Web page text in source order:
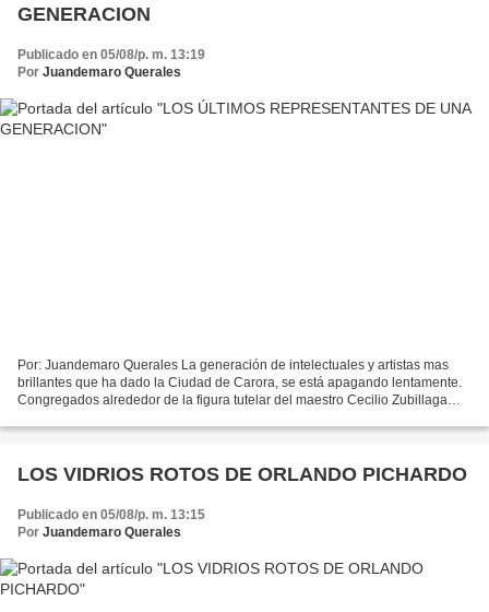
GENERACION
Publicado en 05/08/p. m. 13:19
Por Juandemaro Querales
Por: Juandemaro Querales La generación de intelectuales y artistas mas
brillantes que ha dado la Ciudad de Carora, se está apagando lentamente.
Congregados alrededor de la figura tutelar del maestro Cecilio Zubillaga
LOS VIDRIOS ROTOS DE ORLANDO PICHARDO
Publicado en 05/08/p. m. 13:15
Por Juandemaro Querales